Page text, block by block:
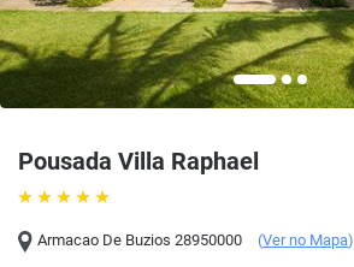
Pousada Villa Raphael
Armacao De Buzios 28950000 (Ver no Mapa)